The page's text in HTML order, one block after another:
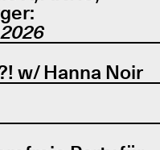
w/ Hanna Noir